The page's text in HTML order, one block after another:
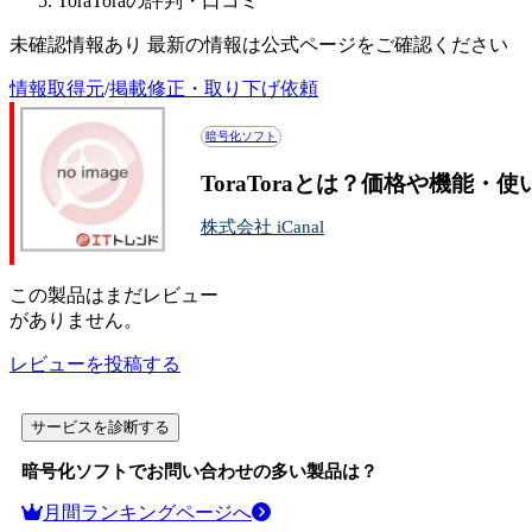
未確認情報あり 最新の情報は公式ページをご確認ください
情報取得元/掲載修正・取り下げ依頼
暗号化ソフト
ToraToraとは？価格や機能・使
株式会社 iCanal
この製品はまだレビュー
がありません。
レビューを投稿する
サービスを診断する
暗号化ソフトでお問い合わせの多い製品は？
月間ランキングページへ